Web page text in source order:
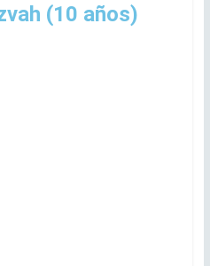
(10 años)